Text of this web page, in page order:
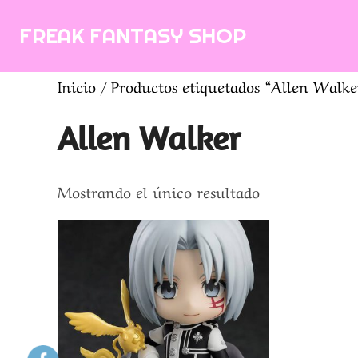
contenido
FREAK FANTASY SHOP
Inicio / Productos etiquetados “Allen
Allen Walker
Mostrando el único resultado